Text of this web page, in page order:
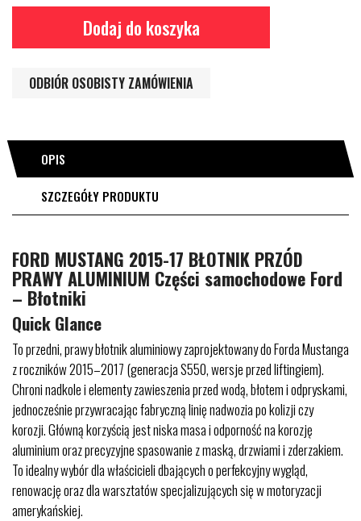
Dodaj do koszyka
ODBIÓR OSOBISTY ZAMÓWIENIA
OPIS
SZCZEGÓŁY PRODUKTU
FORD MUSTANG 2015-17 BŁOTNIK PRZÓD
PRAWY ALUMINIUM Części samochodowe Ford
– Błotniki
Quick Glance
To przedni, prawy błotnik aluminiowy zaprojektowany do Forda Mustanga
z roczników 2015–2017 (generacja S550, wersje przed liftingiem).
Chroni nadkole i elementy zawieszenia przed wodą, błotem i odpryskami,
jednocześnie przywracając fabryczną linię nadwozia po kolizji czy
korozji. Główną korzyścią jest niska masa i odporność na korozję
aluminium oraz precyzyjne spasowanie z maską, drzwiami i zderzakiem.
To idealny wybór dla właścicieli dbających o perfekcyjny wygląd,
renowację oraz dla warsztatów specjalizujących się w motoryzacji
amerykańskiej.